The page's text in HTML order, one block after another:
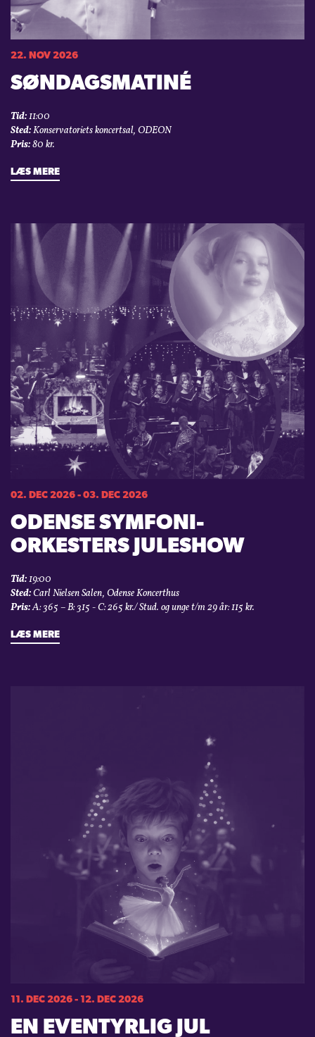
22. NOV 2026
SØNDAGSMATINÉ
Tid:11:00
Sted:Konservatoriets koncertsal, ODEON
Pris:80 kr.
LÆS MERE
02. DEC 2026 - 03. DEC 2026
ODENSE SYMFONI­
ORKESTERS JULESHOW
Tid:19:00
Sted:Carl Nielsen Salen, Odense Koncerthus
Pris:A: 365 – B: 315 - C: 265 kr./ Stud. og unge t/m 29 år: 115 kr.
LÆS MERE
11. DEC 2026 - 12. DEC 2026
EN EVENTYRLIG JUL